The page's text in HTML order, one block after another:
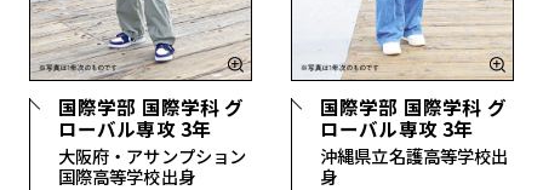
国際学部 国際学科 グ
ローバル専攻 3年
大阪府・アサンプション
国際高等学校出身
国際学部 国際学科 グ
ローバル専攻 3年
沖縄県立名護高等学校出
身